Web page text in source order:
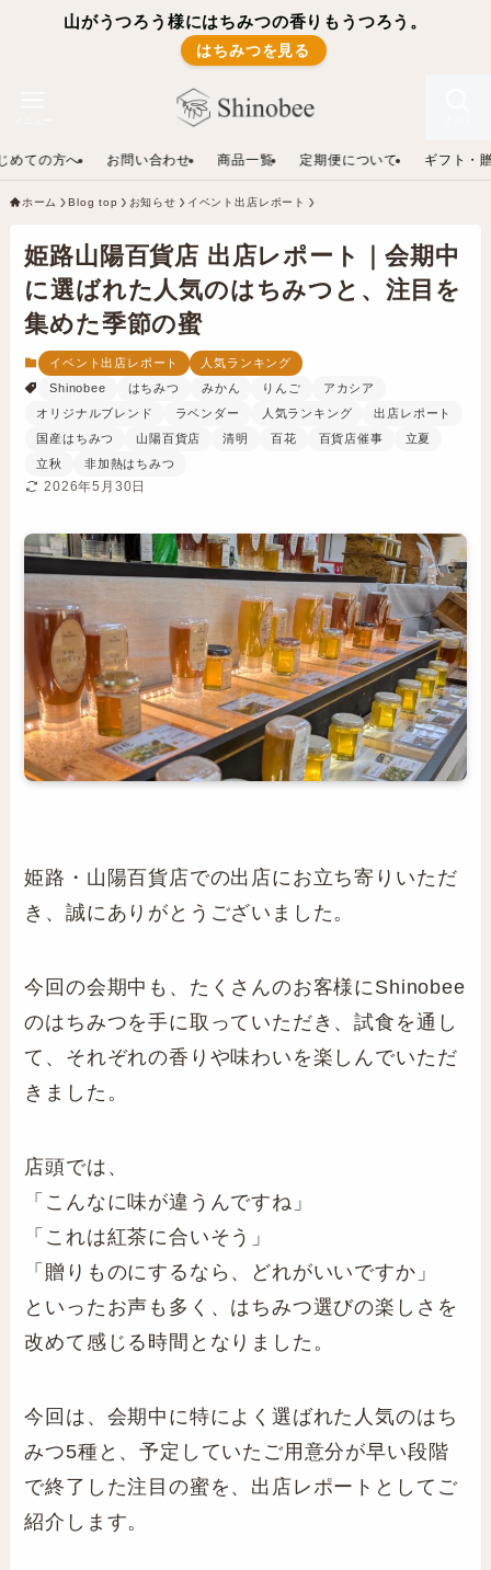
山がうつろう様にはちみつの香りもうつろう。
はちみつを見る
めての方へ お問い合わせ 商品一覧 定期便について ギフト・
ホーム Blog top お知らせ イベント出店レポート
姫路山陽百貨店 出店レポート｜会期中
に選ばれた人気のはちみつと、注目を
集めた季節の蜜
イベント出店レポート
人気ランキング
Shinobee
はちみつ みかん りんご
アカシア
オリジナルブレンド
ラベンダー 人気ランキング
出店レポート
国産はちみつ
山陽百貨店 清明 百花 百貨店催事
立夏
立秋
非加熱はちみつ
2026年5月30日
姫路・山陽百貨店での出店にお立ち寄りいただ
き、誠にありがとうございました。
今回の会期中も、たくさんのお客様にShinobee
のはちみつを手に取っていただき、試食を通し
て、それぞれの香りや味わいを楽しんでいただ
きました。
店頭では、
「こんなに味が違うんですね」
「これは紅茶に合いそう」
「贈りものにするなら、どれがいいですか」
といったお声も多く、はちみつ選びの楽しさを
改めて感じる時間となりました。
今回は、会期中に特によく選ばれた人気のはち
みつ5種と、予定していたご用意分が早い段階
で終了した注目の蜜を、出店レポートとしてご
紹介します。